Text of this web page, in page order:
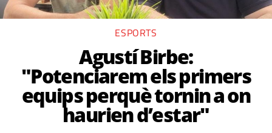
ESPORTS
Agustí Birbe:
"Potenciarem els primers
equips perquè tornin a on
haurien d’estar"